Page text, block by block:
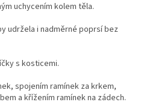
uchycením kolem těla.
udržela i nadměrné poprsí bez
s kosticemi.
spojením ramínek za krkem,
a křížením ramínek na zádech.